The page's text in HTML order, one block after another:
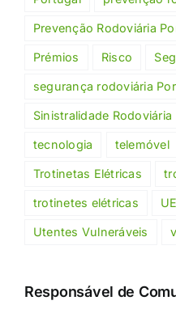
Prevenção Rodoviária
Prémios Risco
segurança rodoviária
Sinistralidade Rodoviária
tecnologia telemóvel
Trotinetas Elétricas
trotinetes elétricas UE
Utentes Vulneráveis
Responsável de